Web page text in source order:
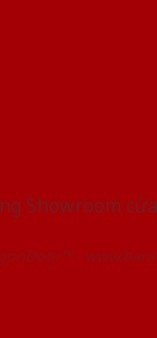
Showroom
-